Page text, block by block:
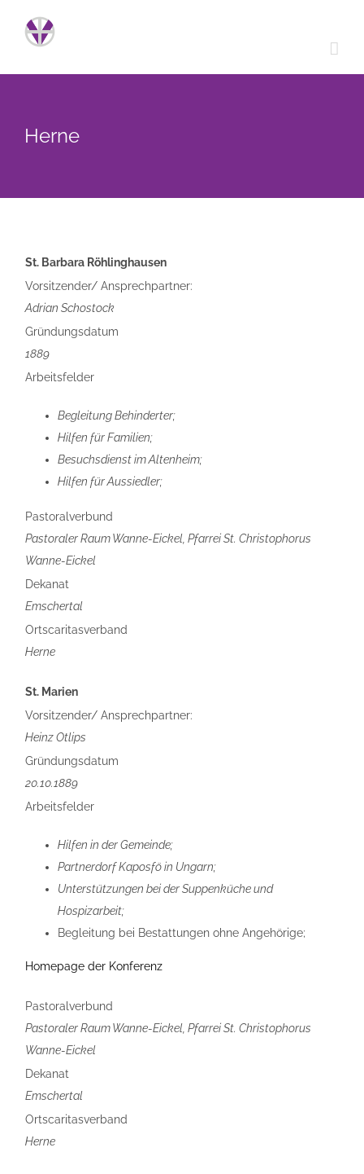
Inhalt
Herne
St. Barbara Röhlinghausen
Vorsitzender/ Ansprechpartner:
Adrian Schostock
Gründungsdatum
1889
Arbeitsfelder
Begleitung Behinderter;
Hilfen für Familien;
Besuchsdienst im Altenheim;
Hilfen für Aussiedler;
Pastoralverbund
Pastoraler Raum Wanne-Eickel, Pfarrei St. Christophorus
Wanne-Eickel
Dekanat
Emschertal
Ortscaritasverband
Herne
St. Marien
Vorsitzender/ Ansprechpartner:
Heinz Otlips
Gründungsdatum
20.10.1889
Arbeitsfelder
Hilfen in der Gemeinde;
Partnerdorf Kaposfö in Ungarn;
Unterstützungen bei der Suppenküche und
Hospizarbeit;
Begleitung bei Bestattungen ohne Angehörige;
Homepage der Konferenz
Pastoralverbund
Pastoraler Raum Wanne-Eickel, Pfarrei St. Christophorus
Wanne-Eickel
Dekanat
Emschertal
Ortscaritasverband
Herne